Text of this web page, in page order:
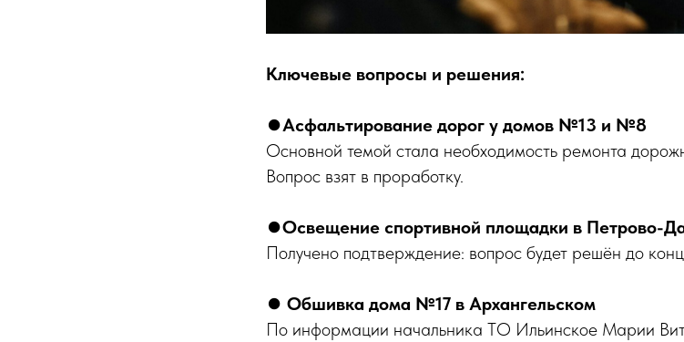
Ключевые вопросы и решения:
⏺Асфальтирование дорог у домов №13 и №8
Основной темой стала необходимость ремонта
Вопрос взят в проработку.
⏺Освещение спортивной площадки в Петрово-
Получено подтверждение: вопрос будет решён до
⏺ Обшивка дома №17 в Архангельском
По информации начальника ТО Ильинское Марии